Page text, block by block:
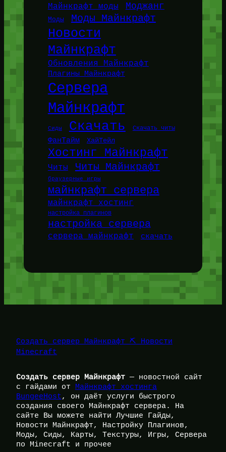
Майнкрафт моды Моджанг
Моды Моды Майнкрафт
Новости
Майнкрафт
Обновления Майнкрафт
Плагины Майнкрафт
Сервера
Майнкрафт
Сиды Скачать Скачать читы
ФанТайм ХайТейл
Хостинг Майнкрафт
Читы Читы Майнкрафт
браузерные игры
майнкрафт сервера
майнкрафт хостинг
настройка плагинов
настройка сервера
сервера майнкрафт скачать
Создать сервер Майнкрафт ⛏️ Новости
Minecraft
Создать сервер Майнкрафт — новостной сайт
с гайдами от
Майнкрафт хостинга
BungeeHost, он даёт услуги быстрого
создания своего Майнкрафт сервера. На
сайте Вы можете найти Лучшие Гайды,
Новости Майнкрафт, Настройку Плагинов,
Моды, Сиды, Карты, Текстуры, Игры, Сервера
по Minecraft и прочее